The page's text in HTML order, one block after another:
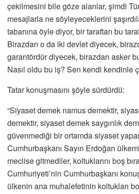
çekilmesini bile göze alanlar, şimdi
mesajlarla ne söyleyeceklerini
tabanına öyle diyor, bir taraftan bu
Birazdan o da iki devlet diyecek,
garantördür diyecek, birazdan asker
Nasıl oldu bu iş? Sen kendi kendinle
Tatar konuşmasını şöyle sürdürdü:
“Siyaset demek namus demektir,
demektir, siyaset demek saygınlık
güvenmediği bir ortamda siyaset
Cumhurbaşkanı Sayın Erdoğan
meclise gitmediler, koltuklarını boş
Cumhuriyeti’nin Cumhurbaşkanı
ülkenin ana muhalefetinin koltukları